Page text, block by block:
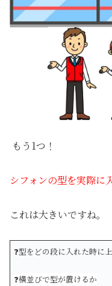
もう1つ！
シフォンの型を実際に
これは大きいですね。
❓型をどの段に入れた時に
❓横並びで型が置けるか